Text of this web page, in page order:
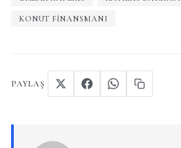
KONUT FINANSMANI
PAYLAŞ